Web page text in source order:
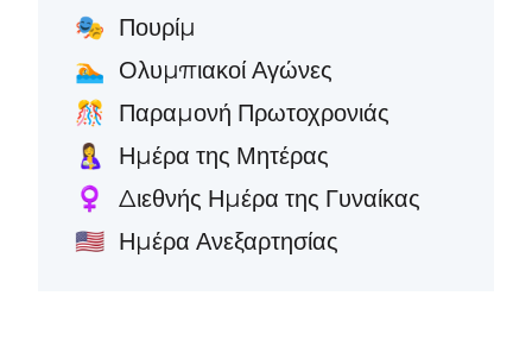
🎭 Πουρίμ
🏊 Ολυμπιακοί Αγώνες
🎊 Παραμονή Πρωτοχρονιάς
🤱 Ημέρα της Μητέρας
♀️ Διεθνής Ημέρα της Γυναίκας
🇺🇸 Ημέρα Ανεξαρτησίας